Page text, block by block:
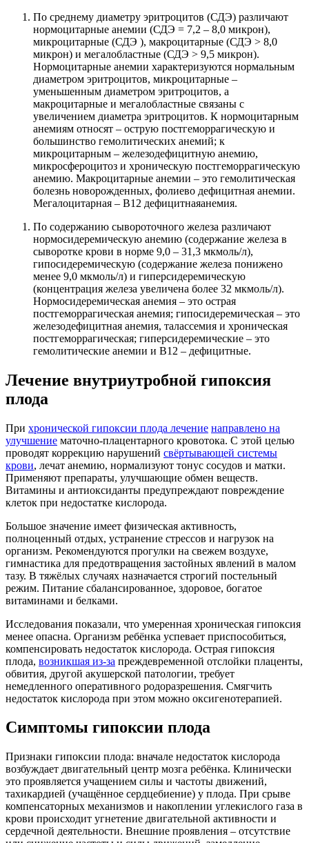
По среднему диаметру эритроцитов (СДЭ) различают
нормоцитарные анемии (СДЭ = 7,2 – 8,0 микрон),
микроцитарные (СДЭ ), макроцитарные (СДЭ > 8,0
микрон) и мегалобластные (СДЭ > 9,5 микрон).
Нормоцитарные анемии характеризуются нормальным
диаметром эритроцитов, микроцитарные –
уменьшенным диаметром эритроцитов, а
макроцитарные и мегалобластные связаны с
увеличением диаметра эритроцитов. К нормоцитарным
анемиям относят – острую постгеморрагическую и
большинство гемолитических анемий; к
микроцитарным – железодефицитную анемию,
микросфероцитоз и хроническую постгеморрагическую
анемию. Макроцитарные анемии – это гемолитическая
болезнь новорожденных, фолиево дефицитная анемии.
Мегалоцитарная – В12 дефицитнаяанемия.
По содержанию сывороточного железа различают
нормосидеремическую анемию (содержание железа в
сыворотке крови в норме 9,0 – 31,3 мкмоль/л),
гипосидеремическую (содержание железа понижено
менее 9,0 мкмоль/л) и гиперсидеремическую
(концентрация железа увеличена более 32 мкмоль/л).
Нормосидеремическая анемия – это острая
постгеморрагическая анемия; гипосидеремическая – это
железодефицитная анемия, талассемия и хроническая
постгеморрагическая; гиперсидеремические – это
гемолитические анемии и В12 – дефицитные.
Лечение внутриутробной гипоксия
плода
При хронической гипоксии плода лечение направлено на
улучшение маточно-плацентарного кровотока. С этой целью
проводят коррекцию нарушений свёртывающей системы
крови, лечат анемию, нормализуют тонус сосудов и матки.
Применяют препараты, улучшающие обмен веществ.
Витамины и антиоксиданты предупреждают повреждение
клеток при недостатке кислорода.
Большое значение имеет физическая активность,
полноценный отдых, устранение стрессов и нагрузок на
организм. Рекомендуются прогулки на свежем воздухе,
гимнастика для предотвращения застойных явлений в малом
тазу. В тяжёлых случаях назначается строгий постельный
режим. Питание сбалансированное, здоровое, богатое
витаминами и белками.
Исследования показали, что умеренная хроническая гипоксия
менее опасна. Организм ребёнка успевает приспособиться,
компенсировать недостаток кислорода. Острая гипоксия
плода, возникшая из-за преждевременной отслойки плаценты,
обвития, другой акушерской патологии, требует
немедленного оперативного родоразрешения. Смягчить
недостаток кислорода при этом можно оксигенотерапией.
Симптомы гипоксии плода
Признаки гипоксии плода: вначале недостаток кислорода
возбуждает двигательный центр мозга ребёнка. Клинически
это проявляется учащением силы и частоты движений,
тахикардией (учащённое сердцебиение) у плода. При срыве
компенсаторных механизмов и накоплении углекислого газа в
крови происходит угнетение двигательной активности и
сердечной деятельности. Внешние проявления – отсутствие